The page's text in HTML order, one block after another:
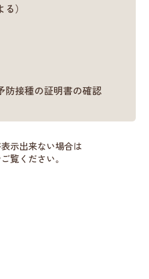
）
防接種の証明書の確認
示出来ない場合は
覧ください。